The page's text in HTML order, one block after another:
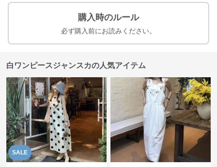
購入時のルール
必ず購入前にお読みください。
白ワンピースジャンスカの人気アイテム
SALE